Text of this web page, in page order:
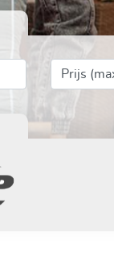
Prijs